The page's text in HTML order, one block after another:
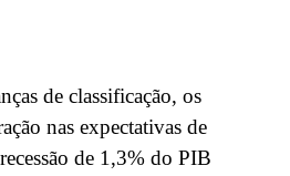
de classificação, os
nas expectativas de
de 1,3% do PIB